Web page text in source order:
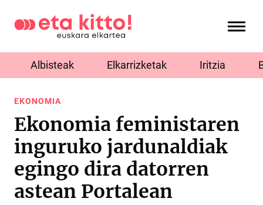
Albisteak Elkarrizketak Iritzia
EKONOMIA
Ekonomia feministaren
inguruko jardunaldiak
egingo dira datorren
astean Portalean